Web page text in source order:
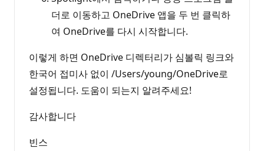
더로 이동하고 OneDrive 앱을 두 번 클릭하
여 OneDrive를 다시 시작합니다.
이렇게 하면 OneDrive 디렉터리가 심볼릭 링크와
한국어 접미사 없이 /Users/young/OneDrive로
설정됩니다. 도움이 되는지 알려주세요!
감사합니다
빈스